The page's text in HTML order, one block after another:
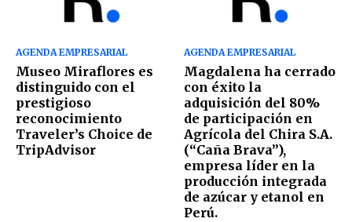
AGENDA EMPRESARIAL
Museo Miraflores es
distinguido con el
prestigioso
reconocimiento
Traveler’s Choice de
TripAdvisor
AGENDA EMPRESARIAL
Magdalena ha cerrado
con éxito la
adquisición del 80%
de participación en
Agrícola del Chira S.A.
(“Caña Brava”),
empresa líder en la
producción integrada
de azúcar y etanol en
Perú.